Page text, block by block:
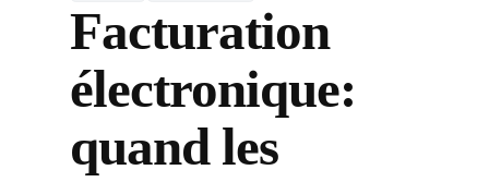
Facturation
électronique:
quand les